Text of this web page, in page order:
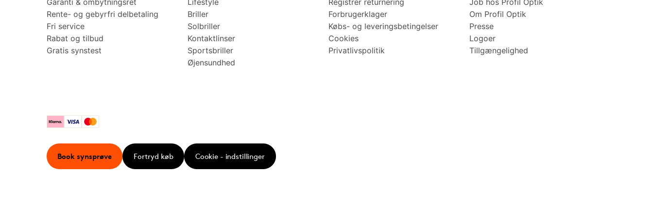
Garanti & ombytningsret
Rente- og gebyrfri delbetaling
Fri service
Rabat og tilbud
Gratis synstest
Lifestyle
Briller
Solbriller
Kontaktlinser
Sportsbriller
Øjensundhed
Registrer returnering
Forbrugerklager
Købs- og leveringsbetingelser
Cookies
Privatlivspolitik
Job hos Profil Optik
Om Profil Optik
Presse
Logoer
Tillgængelighed
KlarnaVisa Mastercard
Book synsprøve Fortryd køb Cookie - indstillinger